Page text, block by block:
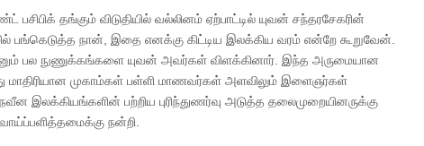
தங்கும் விடுதியில் வல்லினம் ஏற்பாட்டில் யுவன் சந்தரசேகரின்
பங்கெடுத்த நான், இதை எனக்கு கிட்டிய இலக்கிய வரம் என்றே கூறுவேன்.
எனும் பல நுணுக்கங்களை யுவன் அவர்கள் விளக்கினார். இந்த அருமையான
மாதிரியான முகாம்கள் பள்ளி மாணவர்கள் அளவிலும் இளைஞர்கள்
இலக்கியங்களின் பற்றிய புரிந்துணர்வு அடுத்த தலைமுறையினருக்கு
நன்றி.